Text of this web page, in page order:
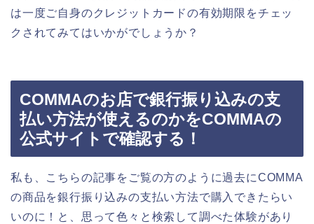
は一度ご自身のクレジットカードの有効期限をチェッ
クされてみてはいかがでしょうか？
COMMAのお店で銀行振り込みの支
払い方法が使えるのかをCOMMAの
公式サイトで確認する！
私も、こちらの記事をご覧の方のように過去にCOMMA
の商品を銀行振り込みの支払い方法で購入できたらい
いのに！と、思って色々と検索して調べた体験があり